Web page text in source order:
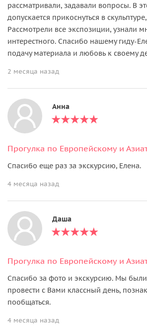
рассматривали, задавали вопросы. В
допускается прикоснуться в
Рассмотрели все экспозиции, узнали
интерестного. Спасибо нашему гиду-
подачу материала и любовь к своему
2 месяца назад
Анна
Прогулка по Европейскому и
Спасибо еще раз за экскурсию, Елена.
4 месяца назад
Даша
Прогулка по Европейскому и
Спасибо за фото и экскурсию. Мы
провести с Вами классный день,
пообщаться.
4 месяца назад